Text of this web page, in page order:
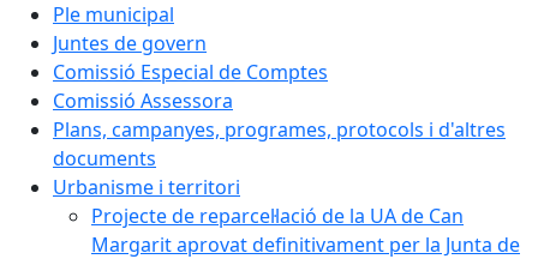
Ple municipal
Juntes de govern
Comissió Especial de Comptes
Comissió Assessora
Plans, campanyes, programes, protocols i d'altres
documents
Urbanisme i territori
Projecte de reparcel·lació de la UA de Can
Margarit aprovat definitivament per la Junta de